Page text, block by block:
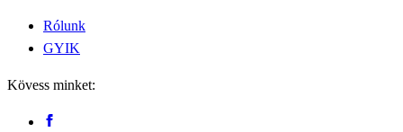
Rólunk
GYIK
Kövess minket: